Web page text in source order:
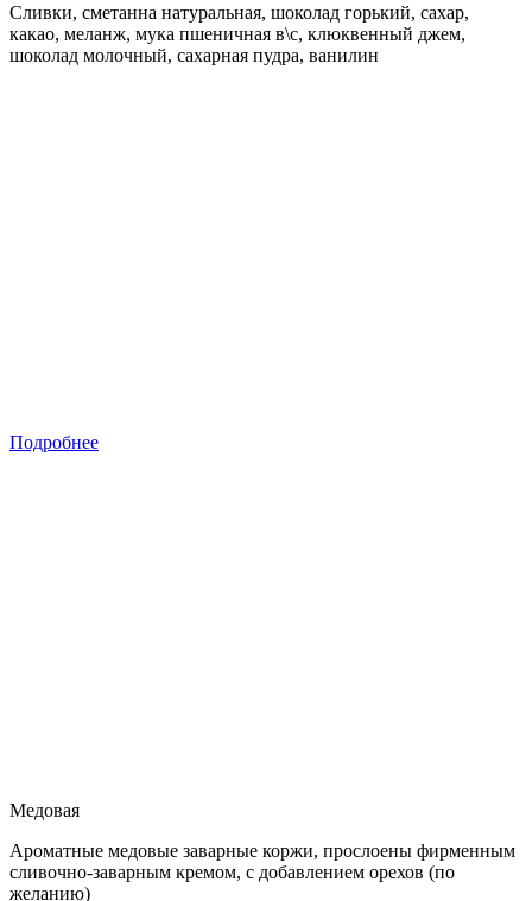
Сливки, сметанна натуральная, шоколад горький, сахар,
какао, меланж, мука пшеничная в\с, клюквенный джем,
шоколад молочный, сахарная пудра, ванилин
Подробнее
Медовая
Ароматные медовые заварные коржи, прослоены фирменным
сливочно-заварным кремом, с добавлением орехов (по
желанию)